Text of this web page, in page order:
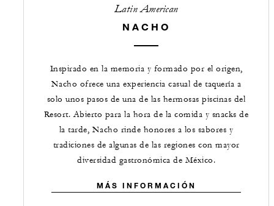
Latin American
NACHO
Inspirado en la memoria y formado por el origen,
Nacho ofrece una experiencia casual de taquería a
solo unos pasos de una de las hermosas piscinas del
Resort. Abierto para la hora de la comida y snacks de
la tarde, Nacho rinde honores a los sabores y
tradiciones de algunas de las regiones con mayor
diversidad gastronómica de México.
MÁS INFORMACIÓN